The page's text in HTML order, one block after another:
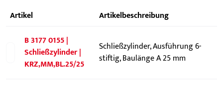
Artikel
Artikelbeschreibung
B 3177 0155 |
Schließzylinder |
KRZ,MM,BL.25/25
Schließzylinder, Ausführung 6-
stiftig, Baulänge A 25 mm